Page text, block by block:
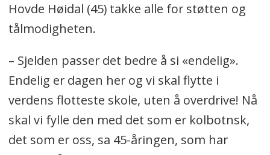
Hovde Høidal (45) takke alle for støtten og
tålmodigheten.
– Sjelden passer det bedre å si «endelig».
Endelig er dagen her og vi skal flytte i
verdens flotteste skole, uten å overdrive! Nå
skal vi fylle den med det som er kolbotnsk,
det som er oss, sa 45-åringen, som har